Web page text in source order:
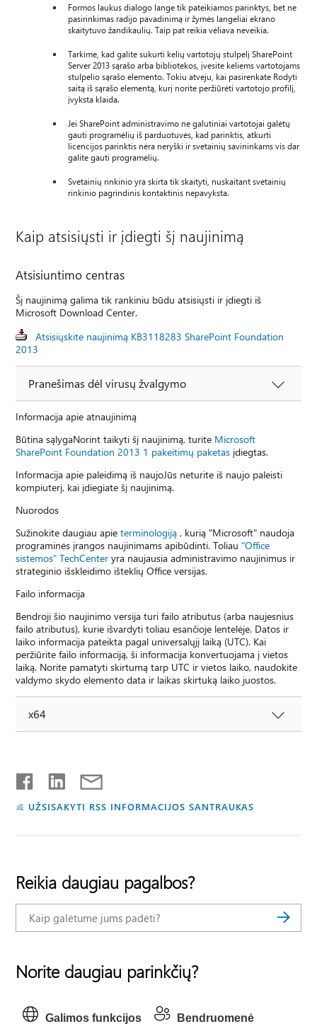
Formos laukus dialogo lange tik pateikiamos parinktys, bet ne
pasirinkimas radijo pavadinimą ir žymės langeliai ekrano
skaitytuvo žandikaulių. Taip pat reikia vėliava neveikia.
Tarkime, kad galite sukurti kelių vartotojų stulpelį SharePoint
Server 2013 sąrašo arba bibliotekos, įvesite keliems vartotojams
stulpelio sąrašo elemento. Tokiu atveju, kai pasirenkate Rodyti
saitą iš sąrašo elementą, kurį norite peržiūrėti vartotojo profilį,
įvyksta klaida.
Jei SharePoint administravimo ne galutiniai vartotojai galėtų
gauti programėlių iš parduotuvės, kad parinktis, atkurti
licencijos parinktis nėra neryški ir svetainių savininkams vis dar
galite gauti programėlių.
Svetainių rinkinio yra skirta tik skaityti, nuskaitant svetainių
rinkinio pagrindinis kontaktinis nepavyksta.
Kaip atsisiųsti ir įdiegti šį naujinimą
Atsisiuntimo centras
Šį naujinimą galima tik rankiniu būdu atsisiųsti ir įdiegti iš
Microsoft Download Center.
Atsisiųskite naujinimą KB3118283 SharePoint Foundation
2013
Pranešimas dėl virusų žvalgymo
Informacija apie atnaujinimą
Būtina sąlygaNorint taikyti šį naujinimą, turite Microsoft
SharePoint Foundation 2013 1 pakeitimų paketas įdiegtas.
Informacija apie paleidimą iš naujoJūs neturite iš naujo paleisti
kompiuterį, kai įdiegiate šį naujinimą.
Nuorodos
Sužinokite daugiau apieterminologiją , kurią "Microsoft" naudoja
programinės įrangos naujinimams apibūdinti. Toliau "Office
sistemos" TechCenter yra naujausia administravimo naujinimus ir
strateginio išskleidimo išteklių Office versijas.
Failo informacija
Bendroji šio naujinimo versija turi failo atributus (arba naujesnius
failo atributus), kurie išvardyti toliau esančioje lentelėje. Datos ir
laiko informacija pateikta pagal universalųjį laiką (UTC). Kai
peržiūrite failo informaciją, ši informacija konvertuojama į vietos
laiką. Norite pamatyti skirtumą tarp UTC ir vietos laiko, naudokite
valdymo skydo elemento data ir laikas skirtuką laiko juostos.
x64
UŽSISAKYTI RSS INFORMACIJOS SANTRAUKAS
Reikia daugiau pagalbos?
Norite daugiau parinkčių?
Galimos funkcijos Bendruomenė